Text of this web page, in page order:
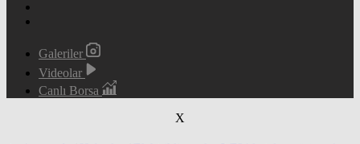
Galeriler
Videolar
Canlı Borsa
X